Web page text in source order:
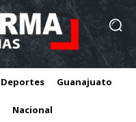
Deportes Guanajuato
Nacional